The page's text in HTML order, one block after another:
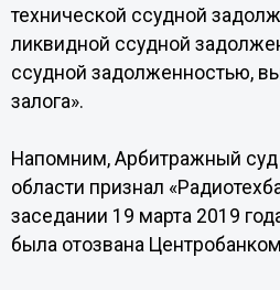
технической ссудной
ликвидной ссудной
ссудной задолженностью,
залога».
Напомним, Арбитражный
области признал
заседании 19 марта 2019
была отозвана